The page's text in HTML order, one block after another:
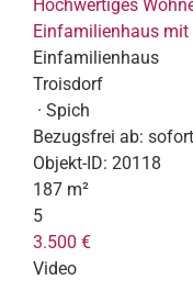
Hochwertiges
Einfamilienhaus mit
Einfamilienhaus
Troisdorf
· Spich
Bezugsfrei ab: sofort
Objekt-ID: 20118
187 m²
5
3.500 €
Video